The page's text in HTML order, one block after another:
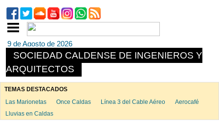
9 de Agosto de 2026
SOCIEDAD CALDENSE DE INGENIEROS Y
ARQUITECTOS
TEMAS DESTACADOS
Las Marionetas
Once Caldas Línea 3 del Cable Aéreo
Aerocafé
Lluvias en Caldas